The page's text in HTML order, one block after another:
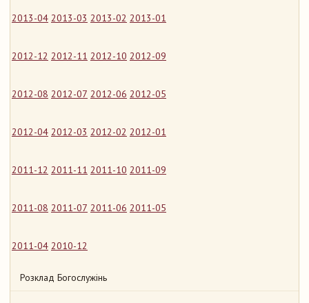
2013-04 2013-03 2013-02 2013-01
2012-12 2012-11 2012-10 2012-09
2012-08 2012-07 2012-06 2012-05
2012-04 2012-03 2012-02 2012-01
2011-12 2011-11 2011-10 2011-09
2011-08 2011-07 2011-06 2011-05
2011-04 2010-12
Розклад Богослужінь